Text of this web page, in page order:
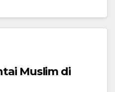
Muslim di